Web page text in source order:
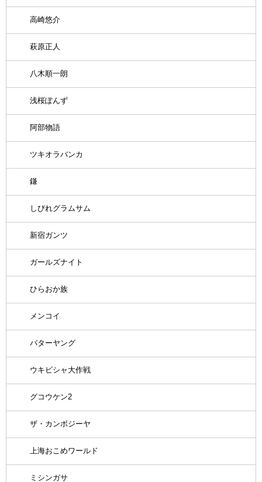
高崎悠介
萩原正人
八木順一朗
浅桜ぽんず
阿部物語
ツキオラバンカ
鎌
しびれグラムサム
新宿ガンツ
ガールズナイト
ひらおか族
メンコイ
バターヤング
ウキビシャ大作戦
グコウケン2
ザ・カンボジーヤ
上海おこめワールド
ミシンガサ